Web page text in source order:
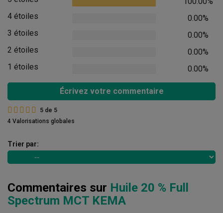
4 étoiles
0.00%
3 étoiles
0.00%
2 étoiles
0.00%
1 étoiles
0.00%
Écrivez votre commentaire
5 de 5
4 Valorisations globales
Trier par:
Commentaires sur Huile 20 % Full
Spectrum MCT KEMA